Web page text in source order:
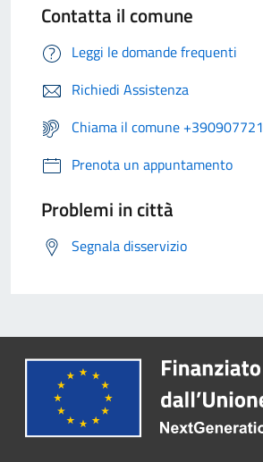
Contatta il comune
Leggi le domande frequenti
Richiedi Assistenza
Chiama il comune +390907721
Prenota un appuntamento
Problemi in città
Segnala disservizio